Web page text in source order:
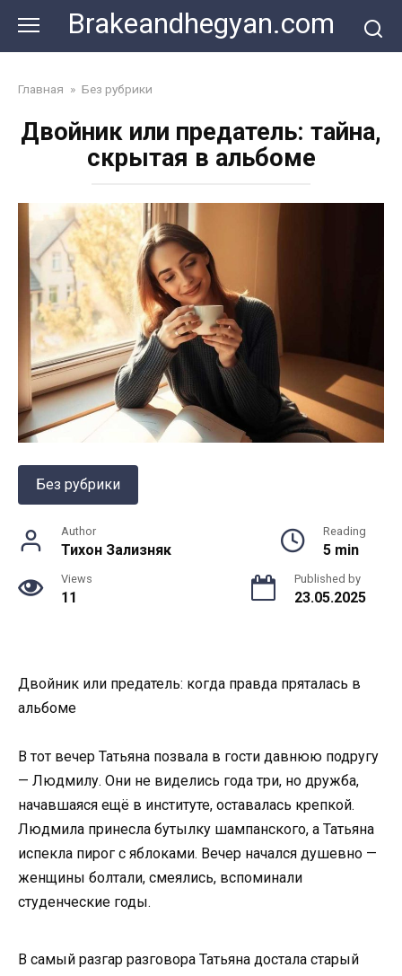
content
Brakeandhegyan.com
Главная » Без рубрики
Двойник или предатель: тайна,
скрытая в альбоме
Без рубрики
Author
Тихон Зализняк
Reading
5 min
Views
11
Published by
23.05.2025
Двойник или предатель: когда правда пряталась в
альбоме
В тот вечер Татьяна позвала в гости давнюю подругу
— Людмилу. Они не виделись года три, но дружба,
начавшаяся ещё в институте, оставалась крепкой.
Людмила принесла бутылку шампанского, а Татьяна
испекла пирог с яблоками. Вечер начался душевно —
женщины болтали, смеялись, вспоминали
студенческие годы.
В самый разгар разговора Татьяна достала старый